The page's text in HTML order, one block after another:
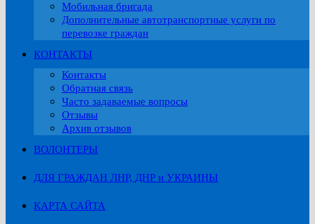
Мобильная бригада
Дополнительные автотранспортные услуги по
перевозке граждан
КОНТАКТЫ
Контакты
Обратная связь
Часто задаваемые вопросы
Отзывы
Архив отзывов
ВОЛОНТЕРЫ
ДЛЯ ГРАЖДАН ЛНР, ДНР и УКРАИНЫ
КАРТА САЙТА